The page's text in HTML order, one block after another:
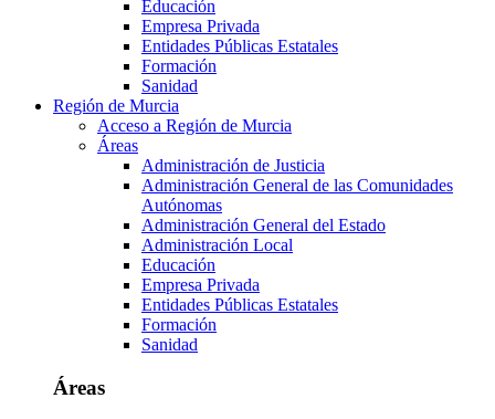
Educación
Empresa Privada
Entidades Públicas Estatales
Formación
Sanidad
Región de Murcia
Acceso a Región de Murcia
Áreas
Administración de Justicia
Administración General de las Comunidades
Autónomas
Administración General del Estado
Administración Local
Educación
Empresa Privada
Entidades Públicas Estatales
Formación
Sanidad
Áreas